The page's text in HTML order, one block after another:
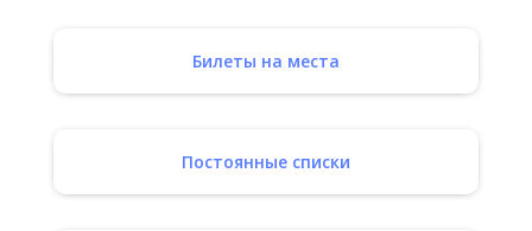
Билеты на места
Постоянные списки